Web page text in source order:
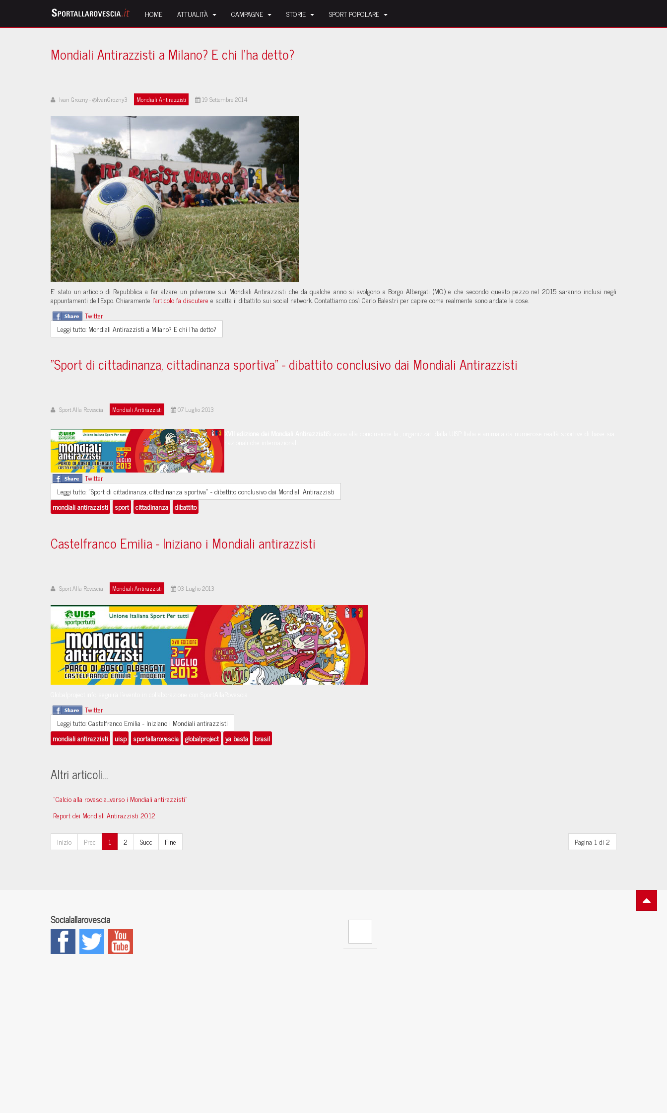
HOME ATTUALITÀ CAMPAGNE STORIE SPORT POPOLARE
Mondiali Antirazzisti a Milano? E chi l'ha detto?
Ivan Grozny - @IvanGrozny3 Mondiali Antirazzisti 19 Settembre 2014
E’ stato un articolo di Repubblica a far alzare un polverone sui Mondiali Antirazzisti che da qualche anno si svolgono a Borgo Albergati (MO) e che secondo questo pezzo nel 2015 saranno inclusi negli
appuntamenti dell’Expo. Chiaramente l’articolo fa discutere e scatta il dibattito sui social network. Contattiamo così Carlo Balestri per capire come realmente sono andate le cose.
Twitter
Leggi tutto: Mondiali Antirazzisti a Milano? E chi l'ha detto?
"Sport di cittadinanza, cittadinanza sportiva" - dibattito conclusivo dai Mondiali Antirazzisti
Sport Alla Rovescia Mondiali Antirazzisti 07 Luglio 2013
Twitter
Leggi tutto: "Sport di cittadinanza, cittadinanza sportiva" - dibattito conclusivo dai Mondiali Antirazzisti
mondiali antirazzisti
sport cittadinanza dibattito
Castelfranco Emilia - Iniziano i Mondiali antirazzisti
Sport Alla Rovescia Mondiali Antirazzisti 03 Luglio 2013
Twitter
Leggi tutto: Castelfranco Emilia - Iniziano i Mondiali antirazzisti
mondiali antirazzisti
uisp sportallarovescia globalproject ya basta brasil
Altri articoli...
"Calcio alla rovescia...verso i Mondiali antirazzisti"
Report dei Mondiali Antirazzisti 2012
Pagina 1 di 2
Inizio Prec 1 2 Succ Fine
Socialallarovescia